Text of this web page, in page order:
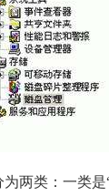
两类：一类